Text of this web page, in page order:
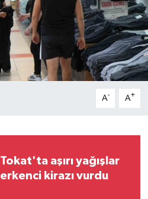
A- A+
Tokat'ta aşırı yağışlar
erkenci kirazı vurdu